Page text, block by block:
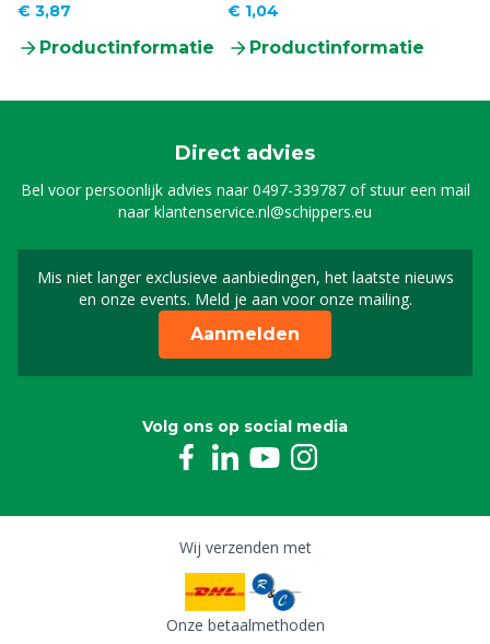
€ 3,87
Productinformatie
€ 1,04
Productinformatie
Direct advies
Bel voor persoonlijk advies naar0497-339787of stuur een mail
naarklantenservice.nl@schippers.eu
Mis niet langer exclusieve aanbiedingen, het laatste nieuws
en onze events. Meld je aan voor onze mailing.
Schrijf je in voor onze
Aanmelden
Volg ons op social media
Wij verzenden met
Onze betaalmethoden